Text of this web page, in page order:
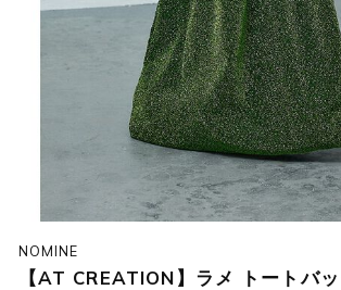
NOMINE
【AT CREATION】ラメ トートバ